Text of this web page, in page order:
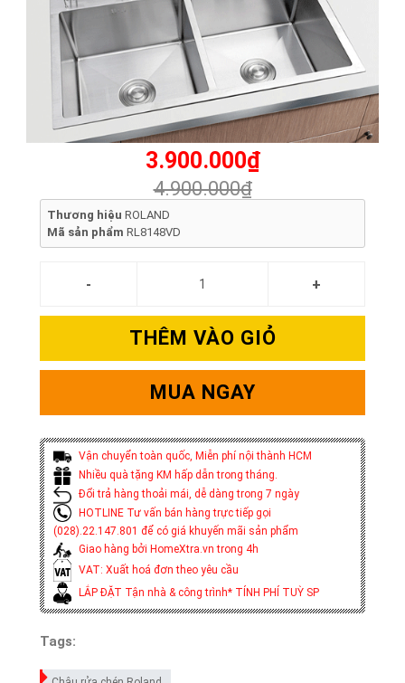
3.900.000₫
4.900.000₫
Thương hiệu ROLAND
Mã sản phẩm RL8148VD
THÊM VÀO GIỎ
MUA NGAY
Vận chuyển toàn quốc, Miễn phí nội thành HCM
Nhiều quà tặng KM hấp dẫn trong tháng.
Đổi trả hàng thoải mái, dễ dàng trong 7 ngày
HOTLINE Tư vấn bán hàng trực tiếp gọi
(028).22.147.801 để có giá khuyến mãi sản phẩm
Giao hàng bởi HomeXtra.vn trong 4h
VAT: Xuất hoá đơn theo yêu cầu
LẮP ĐẶT Tận nhà & công trình* TÍNH PHÍ TUỲ SP
Tags: